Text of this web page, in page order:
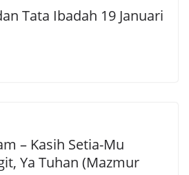
Tata Ibadah 19 Januari
– Kasih Setia-Mu
Ya Tuhan (Mazmur